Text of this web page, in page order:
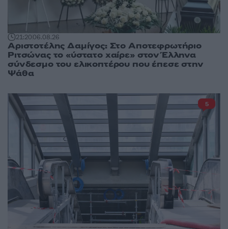
21:2006.08.26
Αριστοτέλης Δαμίγος: Στο Αποτεφρωτήριο
Ριτσώνας το «ύστατο χαίρε» στον Έλληνα
σύνδεσμο του ελικοπτέρου που έπεσε στην
Ψάθα
5